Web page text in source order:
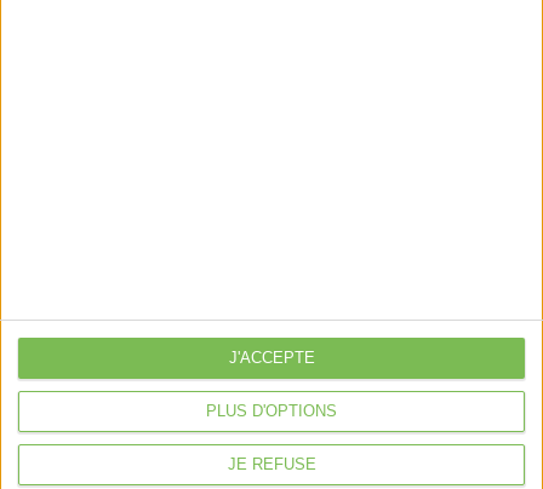
PLUS D'OPTIONS
JE REFUSE
J'ACCEPTE
Violette la comptable
Déclaration Impôt sur le Revenu
Côté Retraite